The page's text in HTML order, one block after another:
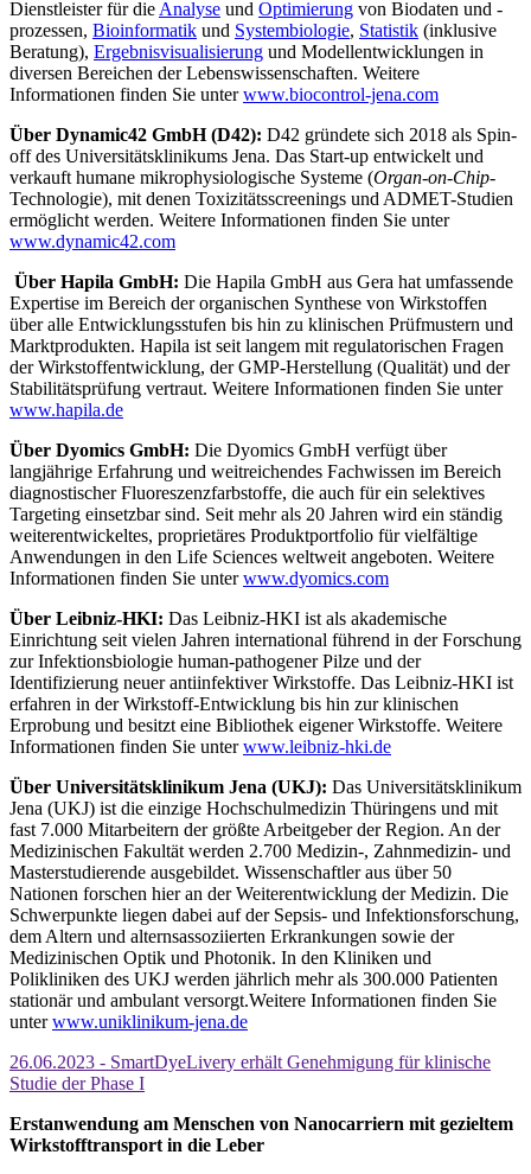
Dienstleister für die Analyse und Optimierung von Biodaten und -
pro­zes­sen, Bio­in­for­matik und Sys­tem­bio­lo­gie, Statistik (inklusive
Be­ra­tung), Er­geb­nis­vi­sua­li­sie­rung und Modellentwicklungen in
diversen Bereichen der Lebenswissenschaften. Weitere
Informationen finden Sie unterwww.biocontrol-jena.com
Über Dynamic42 GmbH (D42): D42 gründete sich 2018 als Spin-
off des Universitätsklinikums Jena. Das Start-up entwickelt und
verkauft humane mikrophysiologische Systeme (Organ-on-Chip-
Technologie), mit denen Toxizitätsscreenings und ADMET-Studien
ermöglicht werden. Weitere Informationen finden Sie unter
www.dynamic42.com
Über Hapila GmbH: Die Hapila GmbH aus Gera hat umfassende
Expertise im Bereich der organischen Synthese von Wirkstoffen
über alle Entwicklungsstufen bis hin zu klinischen Prüfmustern und
Marktprodukten. Hapila ist seit langem mit regulatorischen Fragen
der Wirkstoffentwicklung, der GMP-Herstellung (Qualität) und der
Stabilitätsprüfung vertraut. Weitere Informationen finden Sie unter
www.hapila.de
Über Dyomics GmbH: Die Dyomics GmbH verfügt über
langjährige Erfahrung und weitreichendes Fachwissen im Bereich
diagnostischer Fluoreszenzfarbstoffe, die auch für ein selektives
Targeting einsetzbar sind. Seit mehr als 20 Jahren wird ein ständig
weiterentwickeltes, proprietäres Produktportfolio für vielfältige
Anwendungen in den Life Sciences weltweit angeboten. Weitere
Informationen finden Sie unterwww.dyomics.com
Über Leibniz-HKI: Das Leibniz-HKI ist als akademische
Einrichtung seit vielen Jahren international führend in der Forschung
zur Infektionsbiologie human-pathogener Pilze und der
Identifizierung neuer antiinfektiver Wirkstoffe. Das Leibniz-HKI ist
erfahren in der Wirkstoff-Entwicklung bis hin zur klinischen
Erprobung und besitzt eine Bibliothek eigener Wirkstoffe. Weitere
Informationen finden Sie unterwww.leibniz-hki.de
Über Universitätsklinikum Jena (UKJ): Das Universitätsklinikum
Jena (UKJ) ist die einzige Hochschulmedizin Thüringens und mit
fast 7.000 Mitarbeitern der größte Arbeitgeber der Region. An der
Medizinischen Fakultät werden 2.700 Medizin-, Zahnmedizin- und
Masterstudierende ausgebildet. Wissenschaftler aus über 50
Nationen forschen hier an der Weiterentwicklung der Medizin. Die
Schwerpunkte liegen dabei auf der Sepsis- und Infektionsforschung,
dem Altern und alternsassoziierten Erkrankungen sowie der
Medizinischen Optik und Photonik. In den Kliniken und
Polikliniken des UKJ werden jährlich mehr als 300.000 Patienten
stationär und ambulant versorgt.Weitere Informationen finden Sie
unter www.uniklinikum-jena.de
26.06.2023 - SmartDyeLivery erhält Genehmigung für klinische
Studie der Phase I
Erstanwendung am Menschen von Nanocarriern mit gezieltem
Wirkstofftransport in die Leber